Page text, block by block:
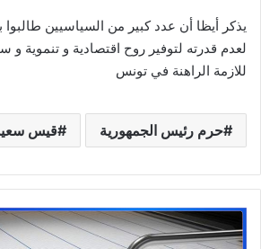
يذكر أيظا أن عدد كبير من السياسيين
لعدم قدرته لتوفير روح اقتصادية و تنموية
للازمة الراهنة في تونس
حرم رئيس الجمهورية قيس
صفاقس